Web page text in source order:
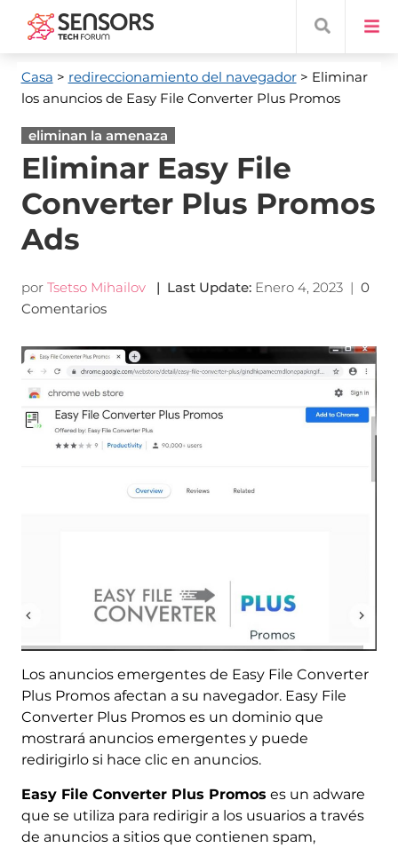
Casa > redireccionamiento del navegador> Eliminar
los anuncios de Easy File Converter Plus Promos
eliminan la amenaza
Eliminar Easy File
Converter Plus Promos
Ads
por Tsetso Mihailov | Last Update: Enero 4, 2023| 0
Comentarios
Los anuncios emergentes de Easy File Converter
Plus Promos afectan a su navegador. Easy File
Converter Plus Promos es un dominio que
mostrará anuncios emergentes y puede
redirigirlo si hace clic en anuncios.
Easy File Converter Plus Promos es un adware
que se utiliza para redirigir a los usuarios a través
de anuncios a sitios que contienen spam,